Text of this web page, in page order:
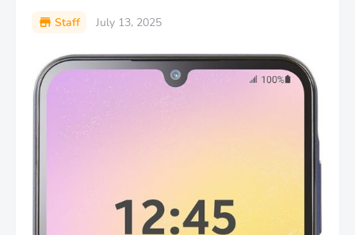
Staff July 13, 2025